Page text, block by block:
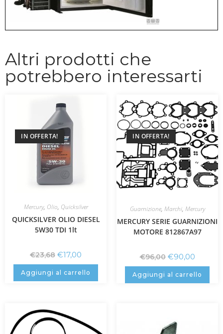
Altri prodotti che
potrebbero interessarti
IN OFFERTA!
Mercury, Olio, Quicksilver
QUICKSILVER OLIO DIESEL
5W30 TDI 1lt
€23,68 €17,00
Aggiungi al carrello
IN OFFERTA!
Guarnizione, Marchi, Mercury
MERCURY SERIE GUARNIZIONI
MOTORE 812867A97
€96,00 €90,00
Aggiungi al carrello